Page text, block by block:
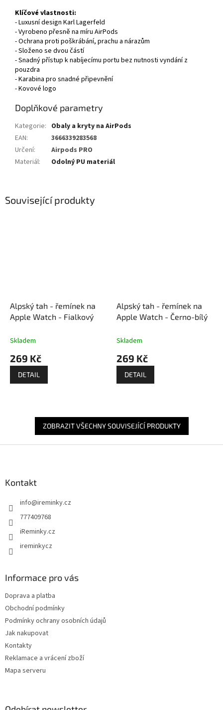
Související produkty
Alpský tah - řemínek na
Apple Watch - Fialkový
Skladem
269 Kč
DETAIL
Alpský tah - řemínek na
Apple Watch - Černo-bílý
Skladem
269 Kč
DETAIL
ZOBRAZIT VŠECHNY SOUVISEJÍCÍ PRODUKTY
Klíčové vlastnosti:
- Luxusní design Karl Lagerfeld
- Vyrobeno přesně na míru AirPods
- Ochrana proti poškrábání, prachu a nárazům
- Složeno se dvou částí
- Snadný přístup k nabíjecímu portu bez nutnosti vyndání z
pouzdra
- Karabina pro snadné připevnění
- Kovové logo
Doplňkové parametry
Kategorie: Obaly a kryty na AirPods
EAN:
3666339283568
Určení:
Airpods PRO
Materiál: Odolný PU materiál
Kontakt
info@ireminky.cz
777409768
iReminky.cz
ireminkycz
Informace pro vás
Doprava a platba
Obchodní podmínky
Podmínky ochrany osobních údajů
Jak nakupovat
Kontakty
Reklamace a vrácení zboží
Mapa serveru